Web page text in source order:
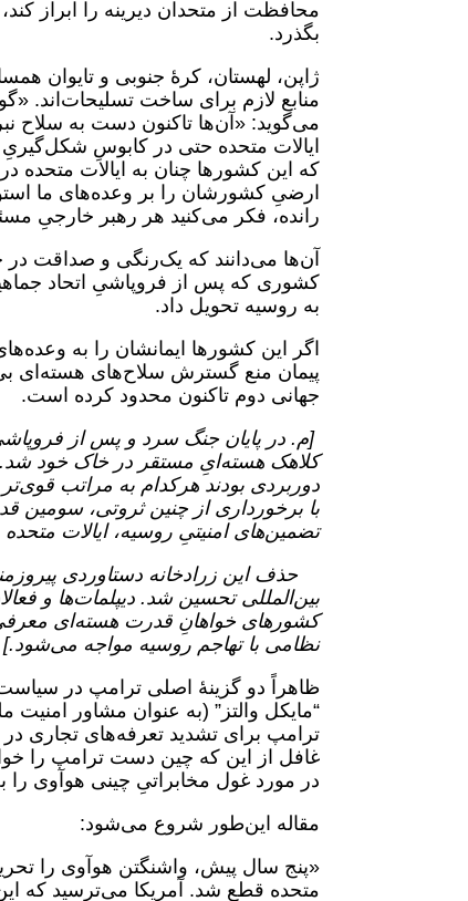
محافظت از متحدان دیرینه را ابراز
بگذرد.
ژاپن، لهستان، کرۀ جنوبی و تایوان
منابع لازم برای ساخت تسلیحات‌اند.
می‌گوید: «آن‌ها تاکنون دست به سلاح
ایالات متحده حتی در کابوسِ
که این کشورها چنان به ایالات متحده
ارضیِ کشورشان را بر وعده‌های ما
رانده، فکر می‌کنید هر رهبر خارجیِ
آن‌ها می‌دانند که یک‌رنگی و صداقت در
کشوری که پس از فروپاشیِ اتحاد
به روسیه تحویل داد.
اگر این کشورها ایمانشان را به
پیمان منع گسترش سلاح‌های هسته‌ای
جهانی دوم تاکنون محدود کرده است.
کلاهک هسته‌ایِ مستقر در خاک خود شد.
دوربردی بودند هرکدام به مراتب
با برخورداری از چنین ثروتی، سومین
تضمین‌های امنیتیِ روسیه، ایالات
حذف این زرادخانه دستاوردی
بین‌المللی تحسین شد. دیپلمات‌ها و
نظامی با تهاجم روسیه مواجه می‌شود.]
ظاهراً دو گزینۀ اصلی ترامپ در سیاست
“مایکل والتز” (به عنوان مشاور امنیت
ترامپ برای تشدید تعرفه‌های تجاری
در مورد غول مخابراتیِ چینی هوآوی را
مقاله این‌طور شروع می‌شود:
«پنج سال پیش، واشنگتن هوآوی را
متحده قطع شد. آمریکا می‌ترسید که